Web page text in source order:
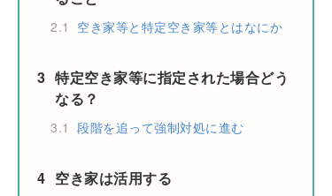
2.1 空き家等と特定空き家等とはなにか
3 特定空き家等に指定された場合どう
なる？
3.1 段階を追って強制対処に進む
4 空き家は活用する